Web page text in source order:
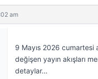
am
9 Mayıs 2026 cumartesi
değişen yayın akışları
detaylar…